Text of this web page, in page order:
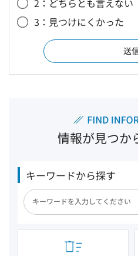
2：どちらとも言えない
3：見つけにくかった
情報が見つか
キーワードから探す